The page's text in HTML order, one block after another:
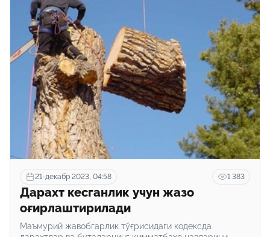
21-декабр 2023, 04:58 1 383
Дарахт кесганлик учун жазо
оғирлаштирилади
Маъмурий жавобгарлик тўғрисидаги кодексда